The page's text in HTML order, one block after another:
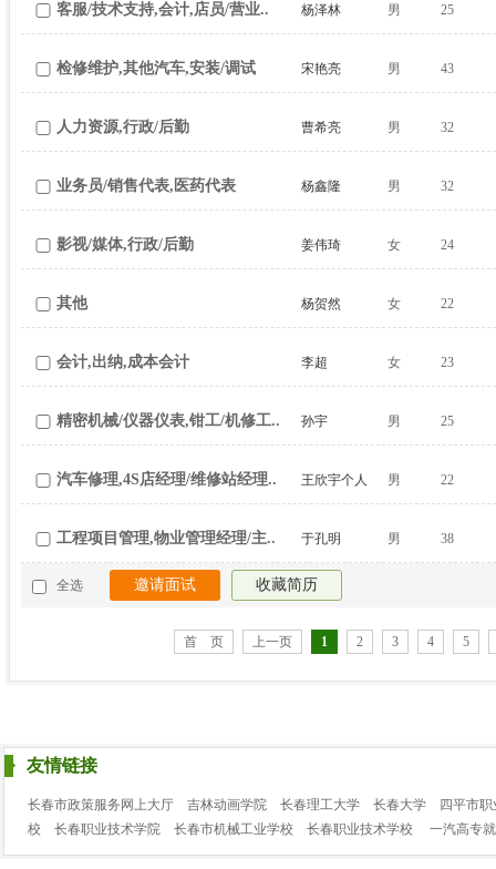
客服/技术支持,会计,店员/营业.. 杨泽林 男 25
检修维护,其他汽车,安装/调试 宋艳亮 男 43
人力资源,行政/后勤 曹希亮 男 32
业务员/销售代表,医药代表 杨鑫隆 男 32
影视/媒体,行政/后勤 姜伟琦 女 24
其他 杨贺然 女 22
会计,出纳,成本会计 李超 女 23
精密机械/仪器仪表,钳工/机修工.. 孙宇 男 25
汽车修理,4S店经理/维修站经理..
王欣宇个人
简历
男 22
工程项目管理,物业管理经理/主.. 于孔明 男 38
全选 邀请面试 收藏简历
首 页 上一页 1 2 3 4 5
友情链接
长春市政策服务网上大厅 吉林动画学院 长春理工大学 长春大学
四平市
校
长春职业技术学院 长春市机械工业学校 长春职业技术学校 一汽高专